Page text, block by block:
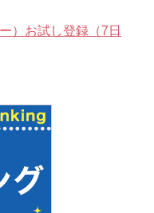
）お試し登録（7日